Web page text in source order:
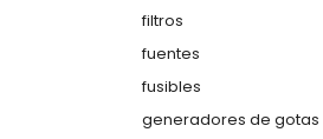
filtros
fuentes
fusibles
generadores de gotas